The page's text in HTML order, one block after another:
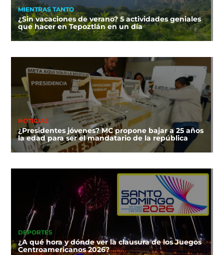
MIENTRAS TANTO
¿Sin vacaciones de verano? 5 actividades geniales
que hacer en Tepoztlán en un día
NOTICIAS
¿Presidentes jóvenes? MC propone bajar a 25 años
la edad para ser el mandatario de la república
DEPORTES
¿A qué hora y dónde ver la clausura de los Juegos
Centroamericanos 2026?